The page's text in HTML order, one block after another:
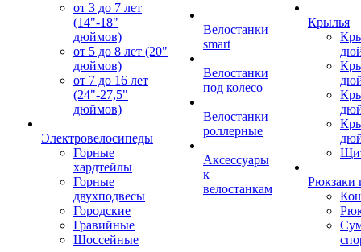
от 3 до 7 лет
(14"-18"
дюймов)
от 5 до 8 лет (20"
дюймов)
от 7 до 16 лет
(24"-27,5"
дюймов)
Электровелосипеды
Горные
хардтейлы
Горные
двухподвесы
Городские
Гравийные
Шоссейные
Велостанки
smart
Велостанки
под колесо
Велостанки
роллерные
Аксессуары
к
велостанкам
Крылья
Рюкзаки